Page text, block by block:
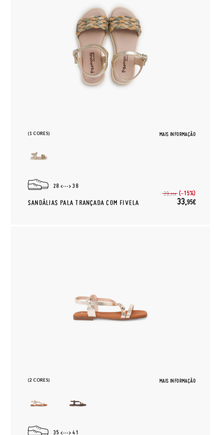
(1 CORES) MAIS INFORMAÇÃO
28 38
SANDÁLIAS PALA TRANÇADA COM FIVELA
39,95€ (-15%)
33,95€
(2 CORES) MAIS INFORMAÇÃO
35 41